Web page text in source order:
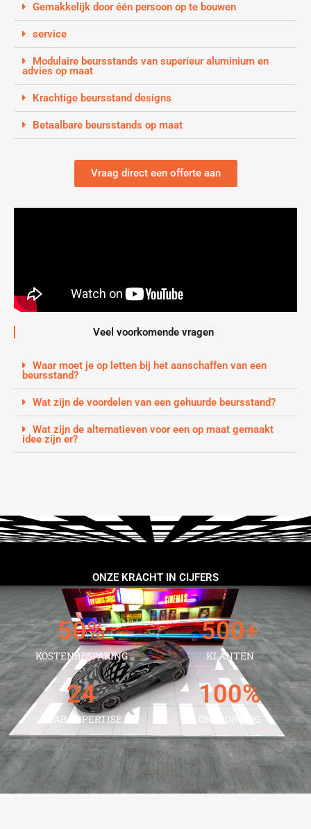
Gemakkelijk door één persoon op te bouwen
service
Modulaire beursstands van superieur aluminium en
advies op maat
Krachtige beursstand designs
Betaalbare beursstands op maat
Vraag direct een offerte aan
Veel voorkomende vragen
Waar moet je op letten bij het aanschaffen van een
beursstand?
Wat zijn de voordelen van een gehuurde beursstand?
Wat zijn de alternatieven voor een op maat gemaakt
idee zijn er?
ONZE KRACHT IN CIJFERS
KOSTENBESPARING
50%
KLANTEN
500+
JAAR EXPERTISE
24
ONTZORGING
100%